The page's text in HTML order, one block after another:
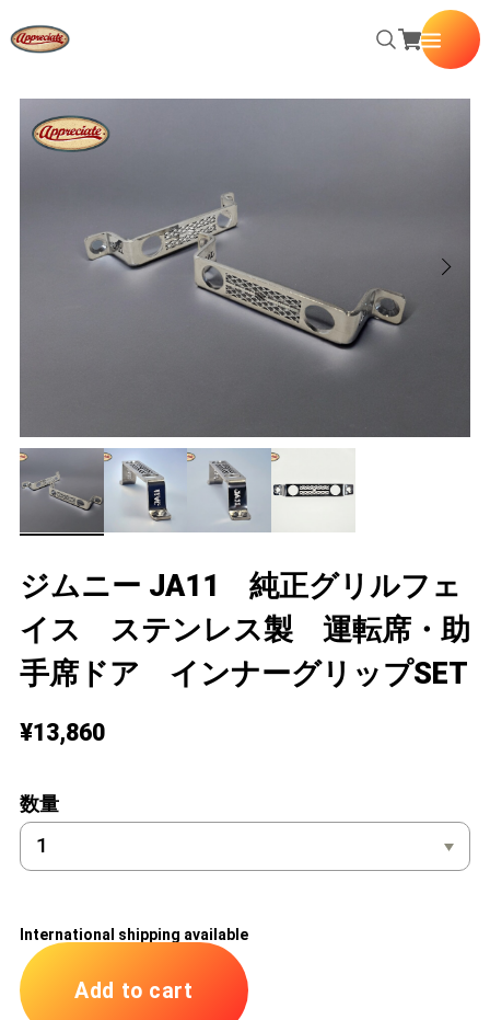
ジムニー JA11 純正グリルフェ
イス ステンレス製 運転席・助
手席ドア インナーグリップSET
¥13,860
数量
International shipping available
Add to cart